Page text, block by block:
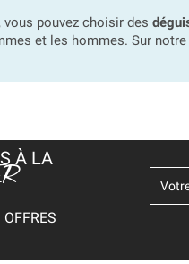
pouvez choisir des
et les hommes. Sur
À LA